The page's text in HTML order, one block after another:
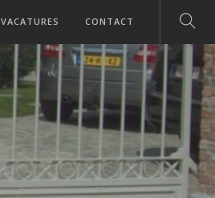
VACATURES CONTACT